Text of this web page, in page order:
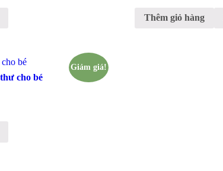
Thêm giỏ hàng
bé
Giảm giá!
cho bé